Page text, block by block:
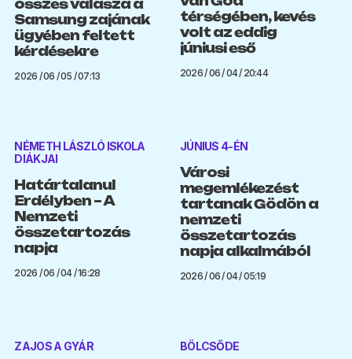
összes válasza a
Samsung zajának
ügyében feltett
kérdésekre
2026 / 06 / 05 / 07:13
térségében, kevés
volt az eddig
júniusi eső
2026 / 06 / 04 / 20:44
NÉMETH LÁSZLÓ ISKOLA
DIÁKJAI
Határtalanul
Erdélyben – A
Nemzeti
összetartozás
napja
2026 / 06 / 04 / 16:28
JÚNIUS 4-ÉN
Városi
megemlékezést
tartanak Gödön a
nemzeti
összetartozás
napja alkalmából
2026 / 06 / 04 / 05:19
ZAJOS A GYÁR BÖLCSŐDE